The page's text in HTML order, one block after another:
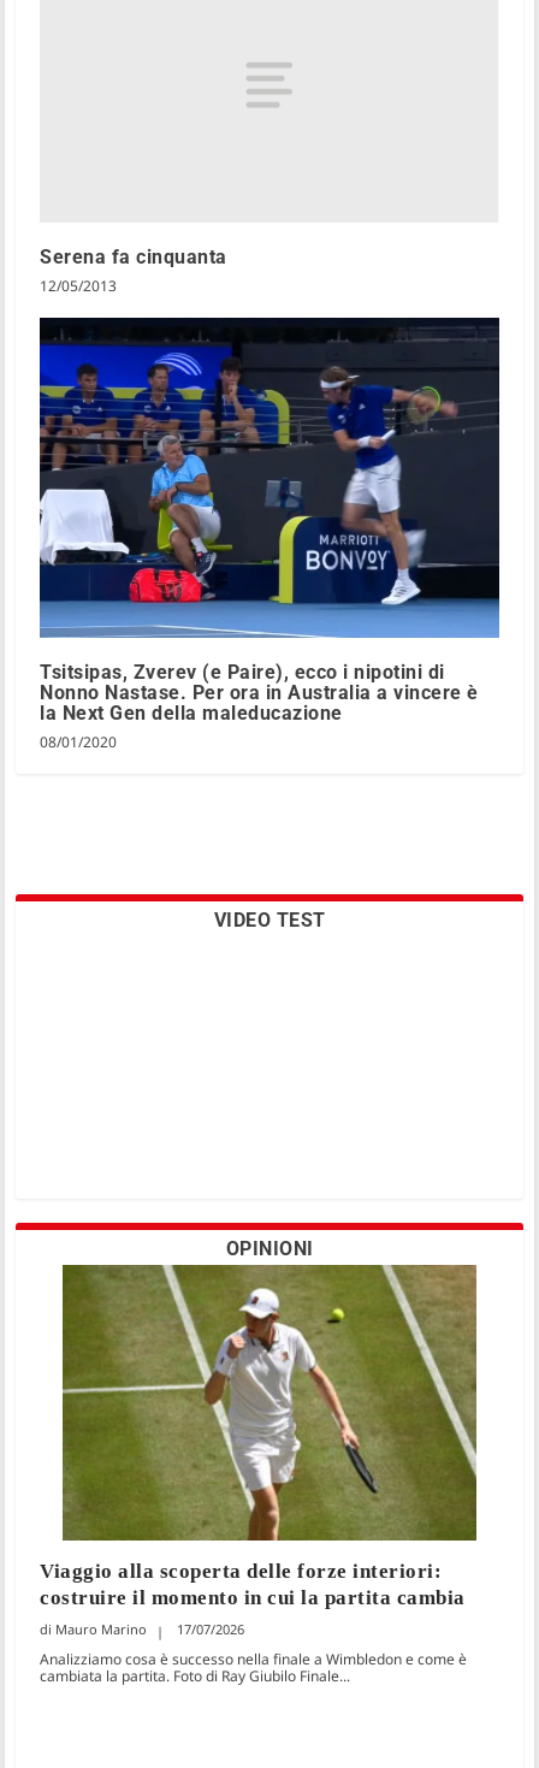
Serena fa cinquanta
12/05/2013
Tsitsipas, Zverev (e Paire), ecco i nipotini di
Nonno Nastase. Per ora in Australia a vincere è
la Next Gen della maleducazione
08/01/2020
VIDEO TEST
OPINIONI
Viaggio alla scoperta delle forze interiori:
costruire il momento in cui la partita cambia
Mauro Marino 17/07/2026
Analizziamo cosa è successo nella finale a Wimbledon e come è
cambiata la partita. Foto di Ray Giubilo Finale...